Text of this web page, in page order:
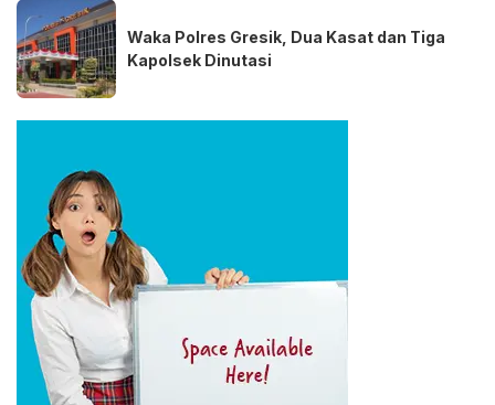
Waka Polres Gresik, Dua Kasat dan Tiga
Kapolsek Dinutasi